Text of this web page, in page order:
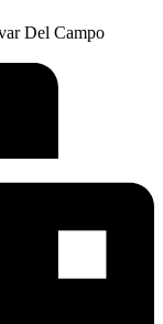
Del Campo